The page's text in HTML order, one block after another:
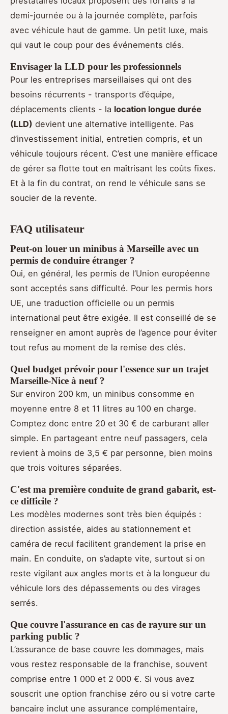
demi-journée ou à la journée complète, parfois
avec véhicule haut de gamme. Un petit luxe, mais
qui vaut le coup pour des événements clés.
Envisager la LLD pour les professionnels
Pour les entreprises marseillaises qui ont des
besoins récurrents - transports d’équipe,
déplacements clients - la location longue durée
(LLD) devient une alternative intelligente. Pas
d’investissement initial, entretien compris, et un
véhicule toujours récent. C’est une manière efficace
de gérer sa flotte tout en maîtrisant les coûts fixes.
Et à la fin du contrat, on rend le véhicule sans se
soucier de la revente.
FAQ utilisateur
Peut-on louer un minibus à Marseille avec un
permis de conduire étranger ?
Oui, en général, les permis de l’Union européenne
sont acceptés sans difficulté. Pour les permis hors
UE, une traduction officielle ou un permis
international peut être exigée. Il est conseillé de se
renseigner en amont auprès de l’agence pour éviter
tout refus au moment de la remise des clés.
Quel budget prévoir pour l'essence sur un trajet
Marseille-Nice à neuf ?
Sur environ 200 km, un minibus consomme en
moyenne entre 8 et 11 litres au 100 en charge.
Comptez donc entre 20 et 30 € de carburant aller
simple. En partageant entre neuf passagers, cela
revient à moins de 3,5 € par personne, bien moins
que trois voitures séparées.
C'est ma première conduite de grand gabarit, est-
ce difficile ?
Les modèles modernes sont très bien équipés :
direction assistée, aides au stationnement et
caméra de recul facilitent grandement la prise en
main. En conduite, on s’adapte vite, surtout si on
reste vigilant aux angles morts et à la longueur du
véhicule lors des dépassements ou des virages
serrés.
Que couvre l'assurance en cas de rayure sur un
parking public ?
L’assurance de base couvre les dommages, mais
vous restez responsable de la franchise, souvent
comprise entre 1 000 et 2 000 €. Si vous avez
souscrit une option franchise zéro ou si votre carte
bancaire inclut une assurance complémentaire,